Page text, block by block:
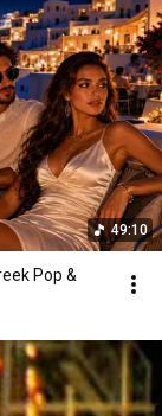
49:10
Pop &